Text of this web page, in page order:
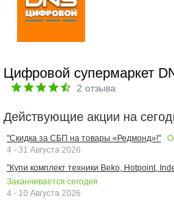
Цифровой супермаркет
2 отзыва
Действующие акции на
"Скидка за СБП на товары «Редмонд»!"
4 - 31 Августа 2026
"Купи комплект техники Beko, Hotpoint,
Заканчивается сегодня
4 - 10 Августа 2026